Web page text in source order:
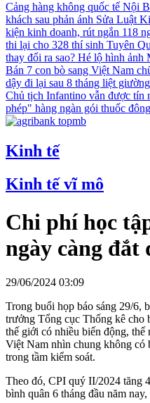
Cảng hàng không quốc tế Nội
khách sau phản ánh Sửa Luật
kiện kinh doanh, rút ngắn 118
thi lại cho 328 thí sinh Tuyên
thay đổi ra sao? Hé lộ hình ảnh
Bán 7 con bò sang Việt Nam
dậy đi lại sau 8 tháng liệt giường
Chủ tịch Infantino vẫn được tín
phép" hàng ngàn gói thuốc
Kinh tế
Kinh tế vĩ mô
Chi phí học
ngày càng đắt
29/06/2024 03:09
Trong buổi họp báo sáng 29/6,
trưởng Tổng cục Thống kê cho
thế giới có nhiều biến động,
Việt Nam nhìn chung không có
trong tầm kiểm soát.
Theo đó, CPI quý II/2024 tăng
bình quân 6 tháng đầu năm